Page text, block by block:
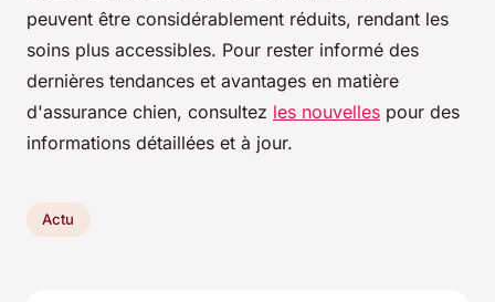
peuvent être considérablement réduits, rendant les
soins plus accessibles. Pour rester informé des
dernières tendances et avantages en matière
d'assurance chien, consultez les nouvelles pour des
informations détaillées et à jour.
Actu